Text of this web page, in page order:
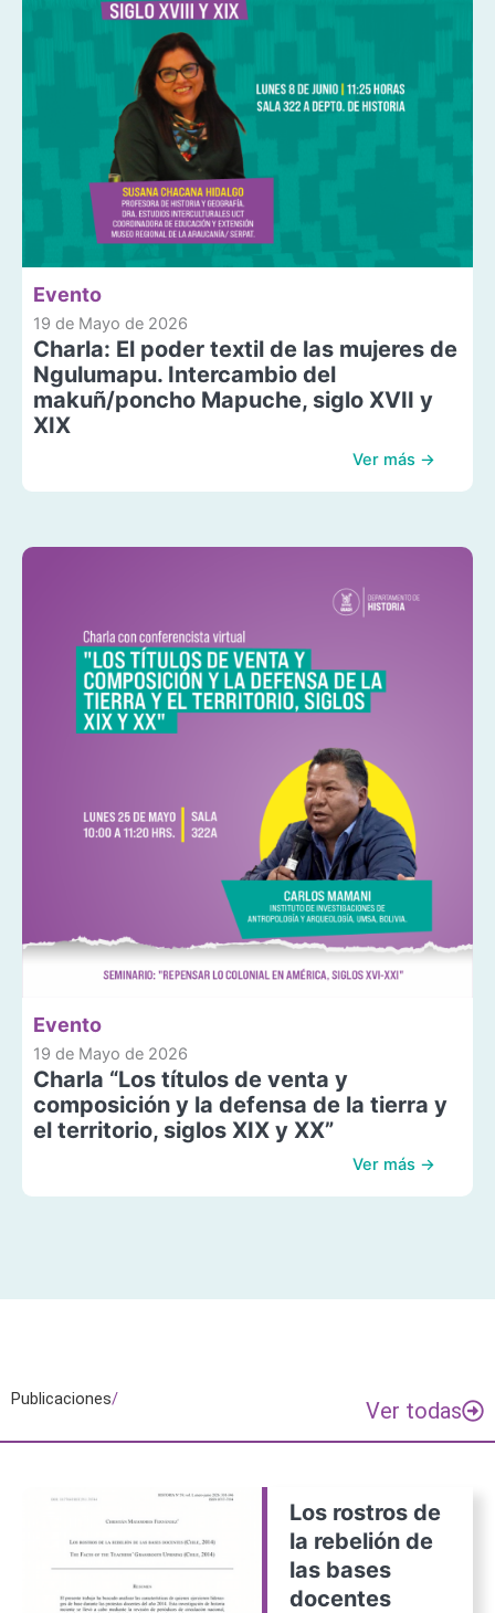
Evento
19 de Mayo de 2026
Charla: El poder textil de las mujeres de
Ngulumapu. Intercambio del
makuñ/poncho Mapuche, siglo XVII y
XIX
Ver más →
Evento
19 de Mayo de 2026
Charla “Los títulos de venta y
composición y la defensa de la tierra y
el territorio, siglos XIX y XX”
Ver más →
Publicaciones/ Ver todas
Los rostros de
la rebelión de
las bases
docentes